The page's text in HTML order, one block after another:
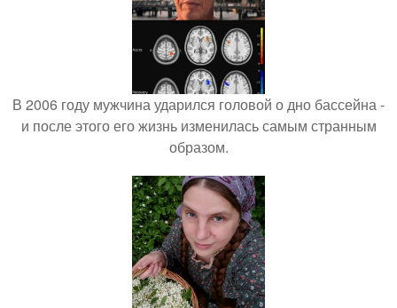
В 2006 году мужчина ударился головой о дно бассейна -
и после этого его жизнь изменилась самым странным
образом.